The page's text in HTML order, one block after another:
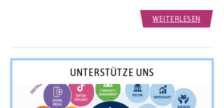
WEITERLESEN
UNTERSTÜTZE UNS